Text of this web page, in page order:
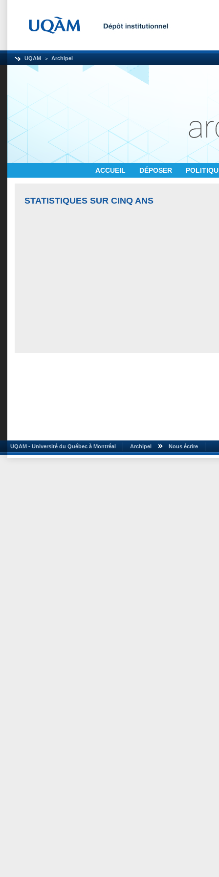
UQAM Archipel
ACCUEIL DÉPOSER
STATISTIQUES SUR CINQ ANS
UQAM - Université du Québec à Montréal Archipel Nous écrire